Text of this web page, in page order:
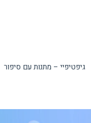
גיפטיפיי – מתנות עם סיפור